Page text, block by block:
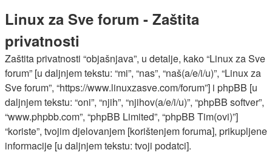
Linux za Sve forum - Zaštita
privatnosti
Zaštita privatnosti “objašnjava”, u detalje, kako “Linux za Sve
forum” [u daljnjem tekstu: “mi”, “nas”, “naš(a/e/i/u)”, “Linux za
Sve forum”, “https://www.linuxzasve.com/forum”] i phpBB [u
daljnjem tekstu: “oni”, “njih”, “njihov(a/e/i/u)”, “phpBB softver”,
“www.phpbb.com”, “phpBB Limited”, “phpBB Tim(ovi)”]
“koriste”, tvojim djelovanjem [korištenjem foruma], prikupljene
informacije [u daljnjem tekstu: tvoji podatci].